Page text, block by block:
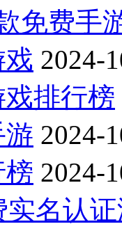
免费手
2024-
排行榜
2024-
榜 2024-
实名认